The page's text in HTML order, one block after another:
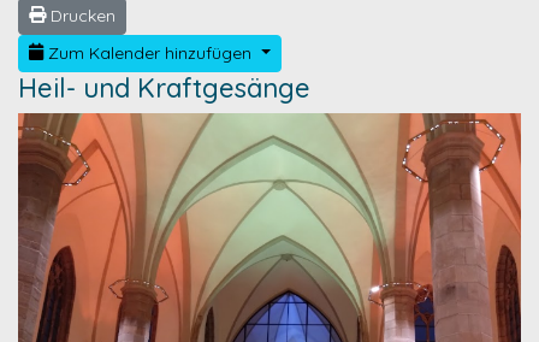
Drucken
Zum Kalender hinzufügen
Heil- und Kraftgesänge